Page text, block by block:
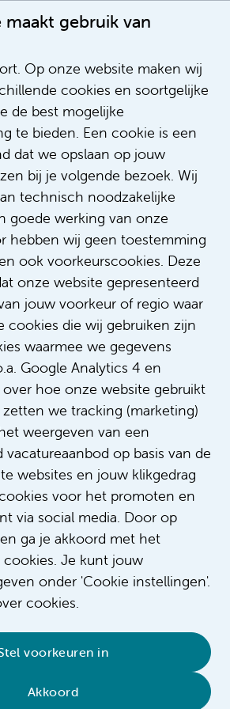
maakt gebruik van
Op onze website maken wij
cookies en soortgelijke
de best mogelijke
te bieden. Een cookie is een
dat we opslaan op jouw
bij je volgende bezoek. Wij
technisch noodzakelijke
goede werking van onze
hebben wij geen toestemming
ook voorkeurscookies. Deze
onze website gepresenteerd
jouw voorkeur of regio waar
cookies die wij gebruiken zijn
waarmee we gegevens
Google Analytics 4 en
hoe onze website gebruikt
we tracking (marketing)
weergeven van een
vacatureaanbod op basis van de
websites en jouw klikgedrag
voor het promoten en
via social media. Door op
ga je akkoord met het
cookies. Je kunt jouw
onder 'Cookie instellingen'.
cookies.
voorkeuren in
Akkoord
• Sitemap